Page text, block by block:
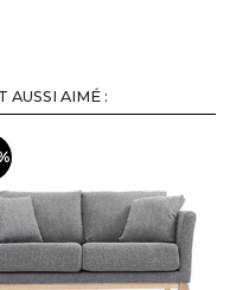
AUSSI AIMÉ :